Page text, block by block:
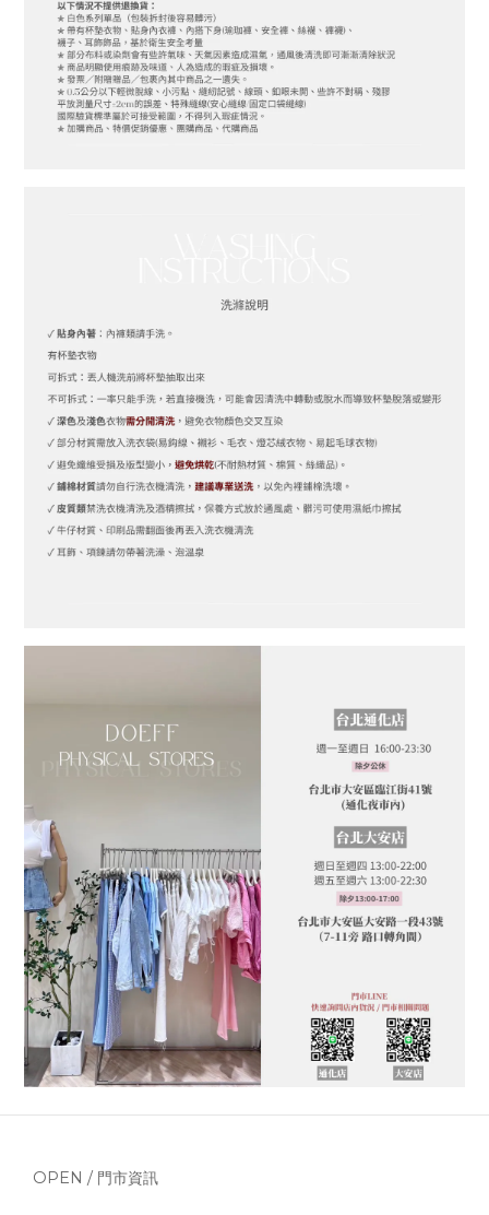
OPEN / 門市資訊